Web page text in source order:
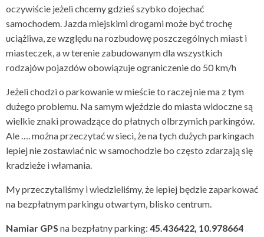
oczywiście jeżeli chcemy gdzieś szybko dojechać
samochodem. Jazda miejskimi drogami może być trochę
uciążliwa, ze względu na rozbudowę poszczególnych miast i
miasteczek, a w terenie zabudowanym dla wszystkich
rodzajów pojazdów obowiązuje ograniczenie do 50 km/h
Jeżeli chodzi o parkowanie w mieście to raczej nie ma z tym
dużego problemu. Na samym wjeździe do miasta widoczne są
wielkie znaki prowadzące do płatnych olbrzymich parkingów.
Ale …. można przeczytać w sieci, że na tych dużych parkingach
lepiej nie zostawiać nic w samochodzie bo często zdarzają się
kradzieże i włamania.
My przeczytaliśmy i wiedzieliśmy, że lepiej będzie zaparkować
na bezpłatnym parkingu otwartym, blisko centrum.
Namiar GPS na bezpłatny parking: 45.436422, 10.978664